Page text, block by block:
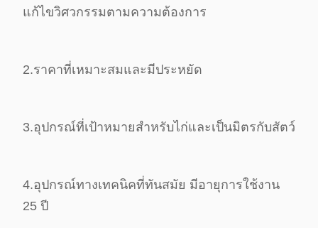
แก้ไขวิศวกรรมตามความต้องการ
2.ราคาที่เหมาะสมและมีประหยัด
3.อุปกรณ์ที่เป้าหมายสําหรับไก่และเป็นมิตรกับสัตว์
4.อุปกรณ์ทางเทคนิคที่ทันสมัย มีอายุการใช้งาน
25 ปี